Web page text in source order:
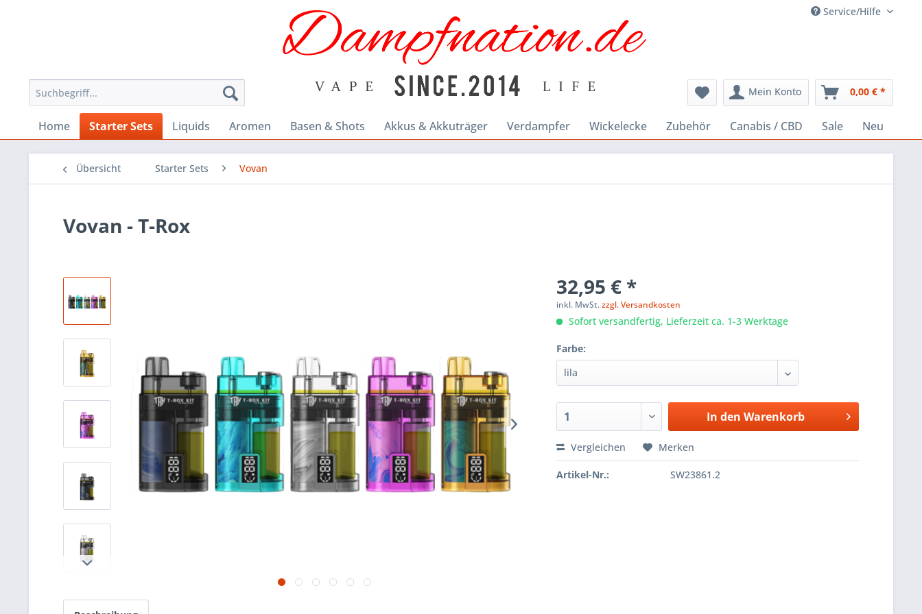
Service/Hilfe
Mein Konto 0,00 € *
Home Starter Sets Liquids Aromen Basen & Shots Akkus & Akkuträger Verdampfer Wickelecke Zubehör Canabis / CBD Sale Neu
Übersicht Starter Sets Vovan
Vovan - T-Rox
32,95 € *
inkl. MwSt.zzgl. Versandkosten
Sofort versandfertig, Lieferzeit ca. 1-3 Werktage
Farbe:
In den Warenkorb
Vergleichen Merken
Artikel-Nr.: SW23861.2